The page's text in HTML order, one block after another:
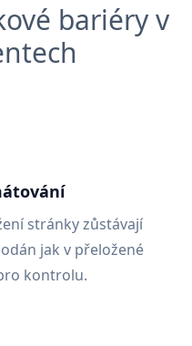
bariéry v
stránky zůstávají
jak v přeložené
kontrolu.